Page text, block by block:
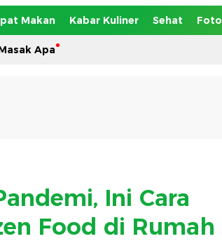
Makan Kabar Kuliner Sehat Foto
Apa
Ini Cara
Food di Rumah